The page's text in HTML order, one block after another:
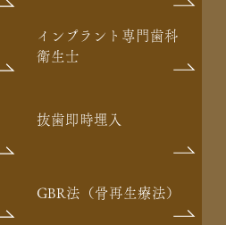
インプラント専門歯科
衛生士
抜歯即時埋入
GBR法（骨再生療法）